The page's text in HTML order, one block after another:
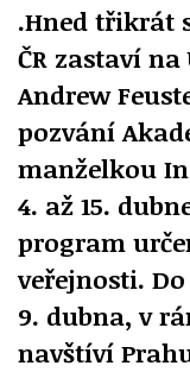
.Hned třikrát
ČR zastaví
Andrew
pozvání
manželkou
4. až 15.
program
veřejnosti.
9. dubna, v
navštíví